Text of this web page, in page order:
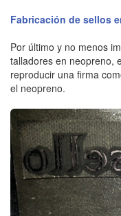
Fabricación de sellos
Por último y no menos
talladores en neopreno,
reproducir una firma
el neopreno.